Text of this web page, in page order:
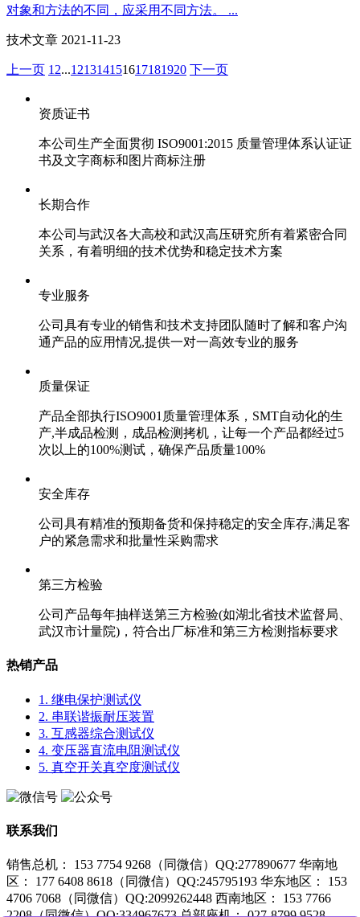
对象和方法的不同，应采用不同方法。 ...
技术文章 2021-11-23
上一页 1 2...121314151617181920 下一页
资质证书
本公司生产全面贯彻 ISO9001:2015 质量管理体系认证证
书及文字商标和图片商标注册
长期合作
本公司与武汉各大高校和武汉高压研究所有着紧密合同
关系，有着明细的技术优势和稳定技术方案
专业服务
公司具有专业的销售和技术支持团队随时了解和客户沟
通产品的应用情况,提供一对一高效专业的服务
质量保证
产品全部执行ISO9001质量管理体系，SMT自动化的生
产,半成品检测，成品检测拷机，让每一个产品都经过5
次以上的100%测试，确保产品质量100%
安全库存
公司具有精准的预期备货和保持稳定的安全库存,满足客
户的紧急需求和批量性采购需求
第三方检验
公司产品每年抽样送第三方检验(如湖北省技术监督局、
武汉市计量院)，符合出厂标准和第三方检测指标要求
热销产品
1. 继电保护测试仪
2. 串联谐振耐压装置
3. 互感器综合测试仪
4. 变压器直流电阻测试仪
5. 真空开关真空度测试仪
联系我们
销售总机： 153 7754 9268（同微信）QQ:277890677 华南地
区： 177 6408 8618（同微信）QQ:245795193 华东地区： 153
4706 7068（同微信）QQ:2099262448 西南地区： 153 7766